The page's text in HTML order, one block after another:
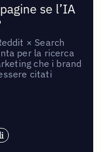
se l’IA
× Search
per la ricerca
che i brand
citati